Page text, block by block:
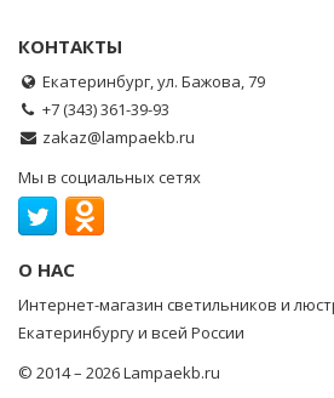
КОНТАКТЫ
Екатеринбург, ул. Бажова, 79
+7 (343) 361-39-93
zakaz@lampaekb.ru
Мы в социальных сетях
О НАС
Интернет-магазин светильников и
Екатеринбургу и всей России
© 2014 – 2026 Lampaekb.ru